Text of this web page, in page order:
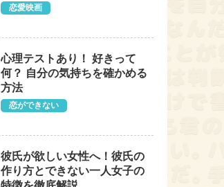
恋愛映画
心理テストあり！ 好きって
何？ 自分の気持ちを確かめる
方法
恋ができない
彼氏が欲しい女性へ！彼氏の
作り方とできない一人女子の